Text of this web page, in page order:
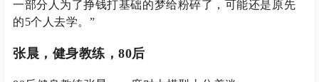
一部分人为了挣钱打基础的梦给粉碎了，可能还是原先
的5个人去学。”
张晨，健身教练，80后